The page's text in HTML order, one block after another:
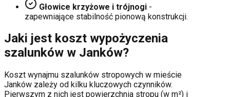
Głowice krzyżowe i trójnogi -
zapewniające stabilność pionową konstrukcji.
Jaki jest koszt wypożyczenia
szalunków w Janków?
Koszt wynajmu szalunków stropowych w mieście
Janków zależy od kilku kluczowych czynników.
Pierwszym z nich jest powierzchnia stropu (w m²) i